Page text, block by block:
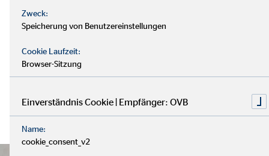
Zweck:
Speicherung von Benutzereinstellungen
Cookie Laufzeit:
Browser-Sitzung
Einverständnis Cookie | Empfänger: OVB
Name:
cookie_consent_v2